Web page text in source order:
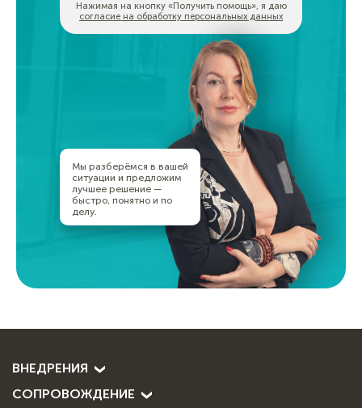
Нажимая на кнопку «Получить помощь», я даю
согласие на обработку персональных данных
Мы разберёмся в вашей
ситуации и предложим
лучшее решение —
быстро, понятно и по
делу.
ВНЕДРЕНИЯ
СОПРОВОЖДЕНИЕ